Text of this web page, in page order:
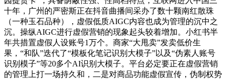
十年，广州的严密斯正在抖音曲播间采办了数十颗南红散珠
（一种玉石品种），虚假低质AIGC内容也成为管理的沉中之
沉。操纵AIGC进行虚假营销的现象起头较着增加。小红书半
年共措置虚假人设账号1万个。商家“大甩卖”发卖低价生
果，“和队”迭代了“模板化笔记识别大模子”以及“伪素人账号
识别模子”等20多个AI识别大模子。平台必定要正在虚假营销
的管理上打一场持久和，二是对商品功能虚假宣传，伪制权势